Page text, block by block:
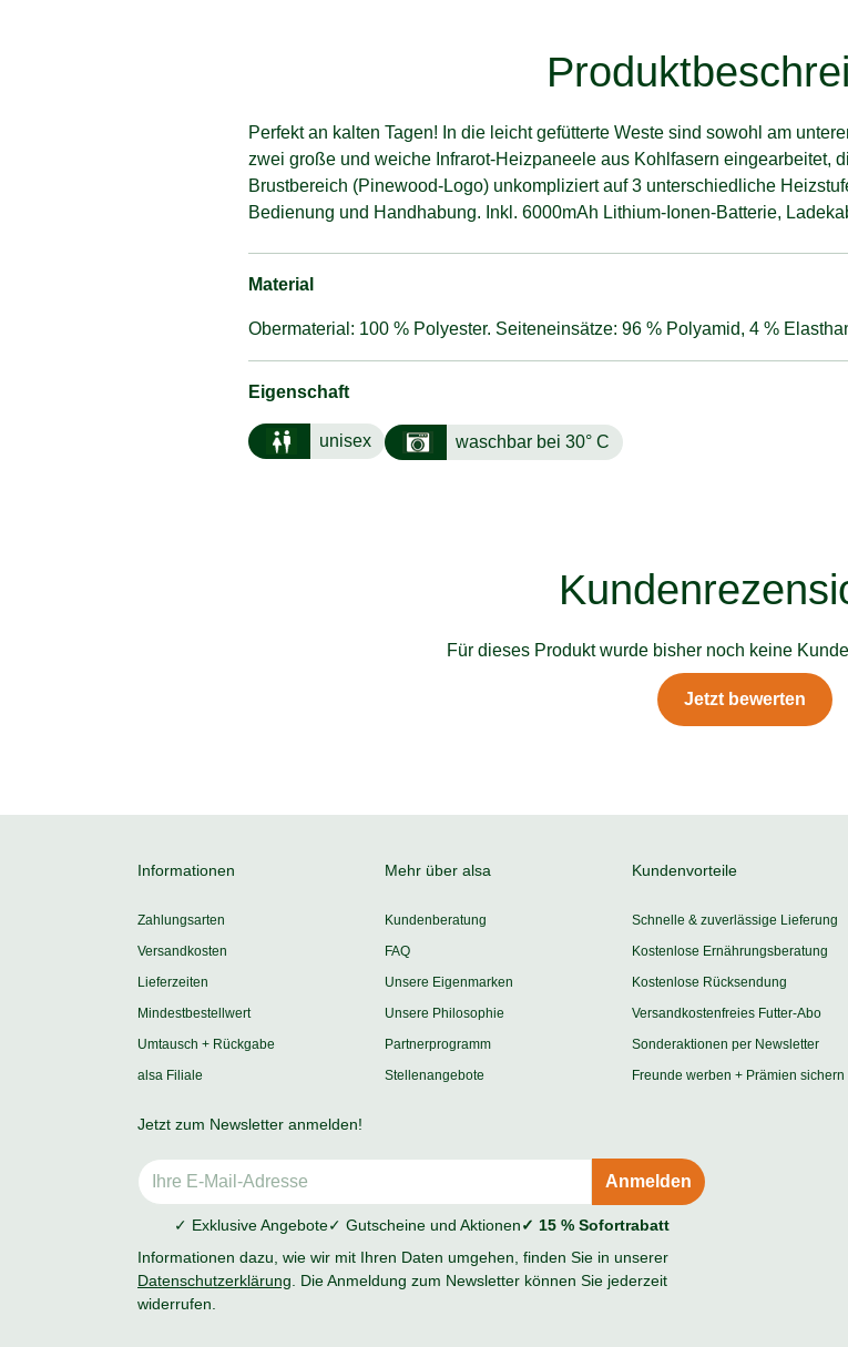
Perfekt an kalten Tagen! In die leicht gefütterte Weste sind sowohl am
zwei große und weiche Infrarot-Heizpaneele aus Kohlfasern eingearbeitet,
Brustbereich (Pinewood-Logo) unkompliziert auf 3 unterschiedliche
Bedienung und Handhabung. Inkl. 6000mAh Lithium-Ionen-Batterie,
Material
Obermaterial: 100 % Polyester. Seiteneinsätze: 96 % Polyamid, 4 %
Eigenschaft
unisex waschbar bei 30° C
Für dieses Produkt wurde bisher noch keine
Jetzt bewerten
Informationen
Zahlungsarten
Versandkosten
Lieferzeiten
Mindestbestellwert
Umtausch + Rückgabe
alsa Filiale
Mehr über alsa
Kundenberatung
FAQ
Unsere Eigenmarken
Unsere Philosophie
Partnerprogramm
Stellenangebote
Kundenvorteile
Schnelle & zuverlässige Lieferung
Kostenlose Ernährungsberatung
Kostenlose Rücksendung
Versandkostenfreies Futter-Abo
Sonderaktionen per Newsletter
Freunde werben + Prämien sichern
Jetzt zum Newsletter anmelden!
✓ Exklusive Angebote✓ Gutscheine und Aktionen✓ 15 % Sofortrabatt
Informationen dazu, wie wir mit Ihren Daten umgehen, finden Sie in unserer
Datenschutzerklärung . Die Anmeldung zum Newsletter können Sie jederzeit
widerrufen.